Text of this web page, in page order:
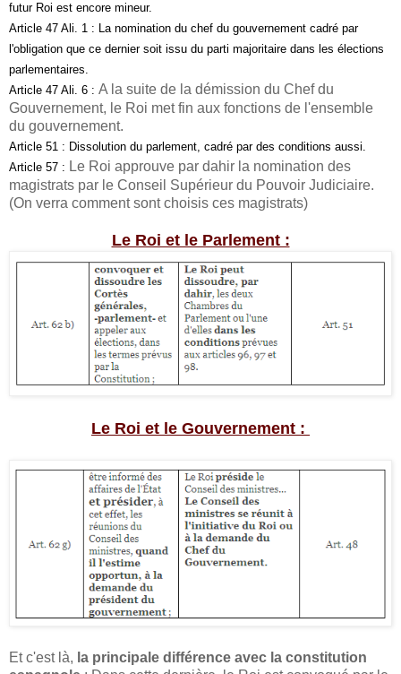
futur Roi est encore mineur.
Article 47 Ali. 1 : La nomination du chef du gouvernement cadré par
l'obligation que ce dernier soit issu du parti majoritaire dans les élections
parlementaires.
Article 47 Ali. 6 : A la suite de la démission du Chef du
Gouvernement, le Roi met fin aux fonctions de l'ensemble
du gouvernement.
Article 51 : Dissolution du parlement, cadré par des conditions aussi.
Article 57 : Le Roi approuve par dahir la nomination des
magistrats par le Conseil Supérieur du Pouvoir Judiciaire.
(On verra comment sont choisis ces magistrats)
Le Roi et le Parlement :
Le Roi et le Gouvernement :
Et c'est là, la principale différence avec la constitution